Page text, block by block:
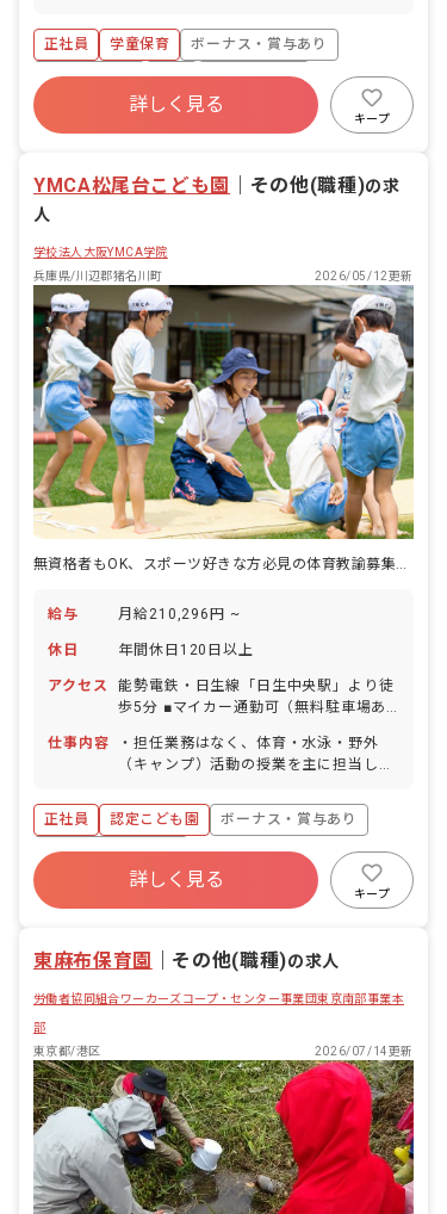
・会議、研修 ・おやつの買い物、おやつ
作り
正社員 学童保育
ボーナス・賞与あり
社会保険完備
有給
福利厚生充実
昇給昇進あり
産休育休制度
詳しく見る
キープ
YMCA松尾台こども園 その他(職種)の求
人
学校法人大阪YMCA学院
兵庫県/川辺郡猪名川町
2026/05/12更新
無資格者もOK、スポーツ好きな方必見の体育教諭募集！年収315万円想定
給与 月給210,296円 ~
休日 年間休日120日以上
アクセス
能勢電鉄・日生線「日生中央駅」より徒
歩5分 ■マイカー通勤可（無料駐車場あ
仕事内容
・担任業務はなく、体育・水泳・野外
（キャンプ）活動の授業を主に担当して
クワーク（活動の企画など）を行ないま
す。
正社員 認定こども園
ボーナス・賞与あり
年間休日120日以上
寮・住宅・家賃補助あり
社会保険完備
残業少なめ
詳しく見る
キープ
東麻布保育園 その他(職種)の求人
労働者協同組合ワーカーズコープ・センター事業団東京南部事業本
部
東京都/港区
2026/07/14更新